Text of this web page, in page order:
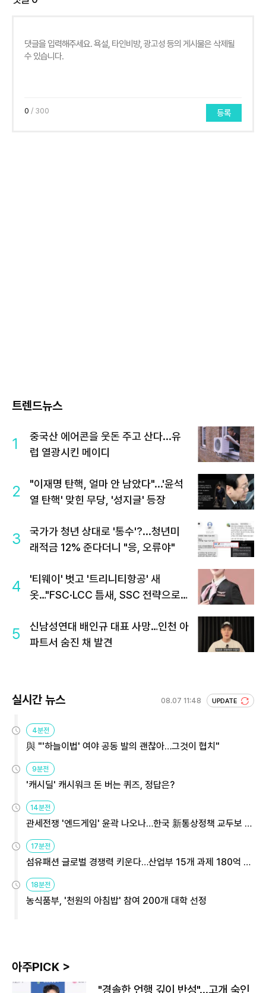
0 / 300 등록
트렌드뉴스
1
중국산 에어콘을 웃돈 주고 산다...유
럽 열광시킨 메이디
2
"이재명 탄핵, 얼마 안 남았다"...'윤석
열 탄핵' 맞힌 무당, '성지글' 등장
3
국가가 청년 상대로 '통수'?...청년미
래적금 12% 준다더니 "응, 오류야"
4
'티웨이' 벗고 '트리니티항공' 새
옷…"FSC·LCC 틈새, SSC 전략으로
5
신남성연대 배인규 대표 사망…인천 아
파트서 숨진 채 발견
실시간 뉴스 08.07 11:48 UPDATE
4분전
與 "'하늘이법' 여야 공동 발의 괜찮아…그것이 협치"
9분전
'캐시딜' 캐시워크 돈 버는 퀴즈, 정답은?
14분전
관세전쟁 '엔드게임' 윤곽 나오나…한국 新통상정책 교두보 활
17분전
섬유패션 글로벌 경쟁력 키운다…산업부 15개 과제 180억 지
18분전
농식품부, '천원의 아침밥' 참여 200개 대학 선정
아주PICK >
"경솔한 언행 깊이 반성"…고개 숙인